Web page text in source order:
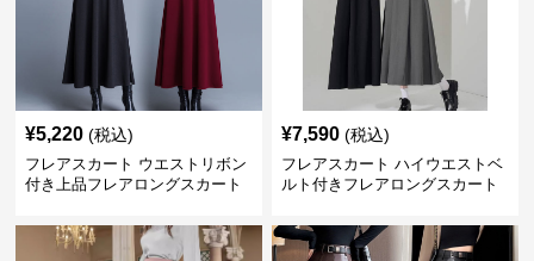
¥5,220 (税込)
フレアスカート ウエストリボン
付き上品フレアロングスカート
¥7,590 (税込)
フレアスカート ハイウエストベ
ルト付きフレアロングスカート